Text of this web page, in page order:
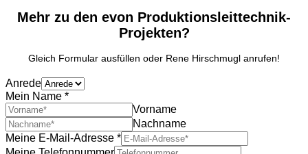
Mehr zu den evon Produktionsleittechnik-
Projekten?
Gleich Formular ausfüllen oder Rene Hirschmugl anrufen!
Anrede
Mein Name *
Vorname
Nachname
Meine E-Mail-Adresse *